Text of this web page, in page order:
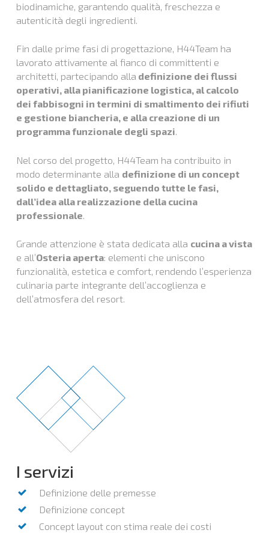
biodinamiche, garantendo qualità, freschezza e
autenticità degli ingredienti.
Fin dalle prime fasi di progettazione, H44Team ha
lavorato attivamente al fianco di committenti e
architetti, partecipando alla definizione dei flussi
operativi, alla pianificazione logistica, al calcolo
dei fabbisogni in termini di smaltimento dei rifiuti
e gestione biancheria, e alla creazione di un
programma funzionale degli spazi.
Nel corso del progetto, H44Team ha contribuito in
modo determinante alla definizione di un concept
solido e dettagliato, seguendo tutte le fasi,
dall’idea alla realizzazione della cucina
professionale.
Grande attenzione è stata dedicata alla cucina a vista
e all’Osteria aperta: elementi che uniscono
funzionalità, estetica e comfort, rendendo l’esperienza
culinaria parte integrante dell’accoglienza e
dell’atmosfera del resort.
I servizi
Definizione delle premesse
Definizione concept
Concept layout con stima reale dei costi